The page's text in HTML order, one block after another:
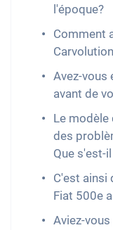
l'époque?
Comment
Avez-vous
avant de
Le modèle
des
Que s'est-
C'est ainsi
Fiat 500e
Aviez-